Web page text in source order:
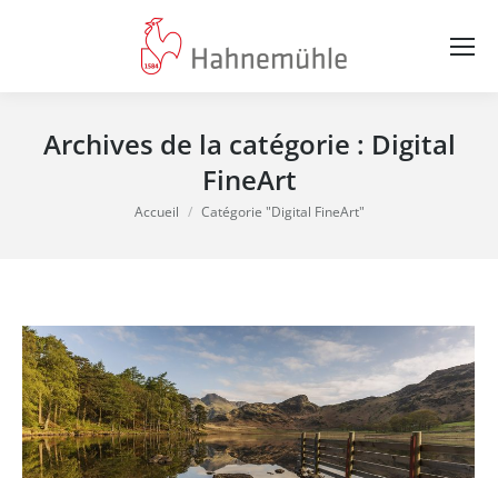
Archives de la catégorie : Digital
FineArt
Vous êtes ici :
Accueil Catégorie "Digital FineArt"